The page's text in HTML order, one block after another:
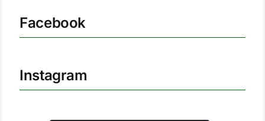
Facebook
Instagram